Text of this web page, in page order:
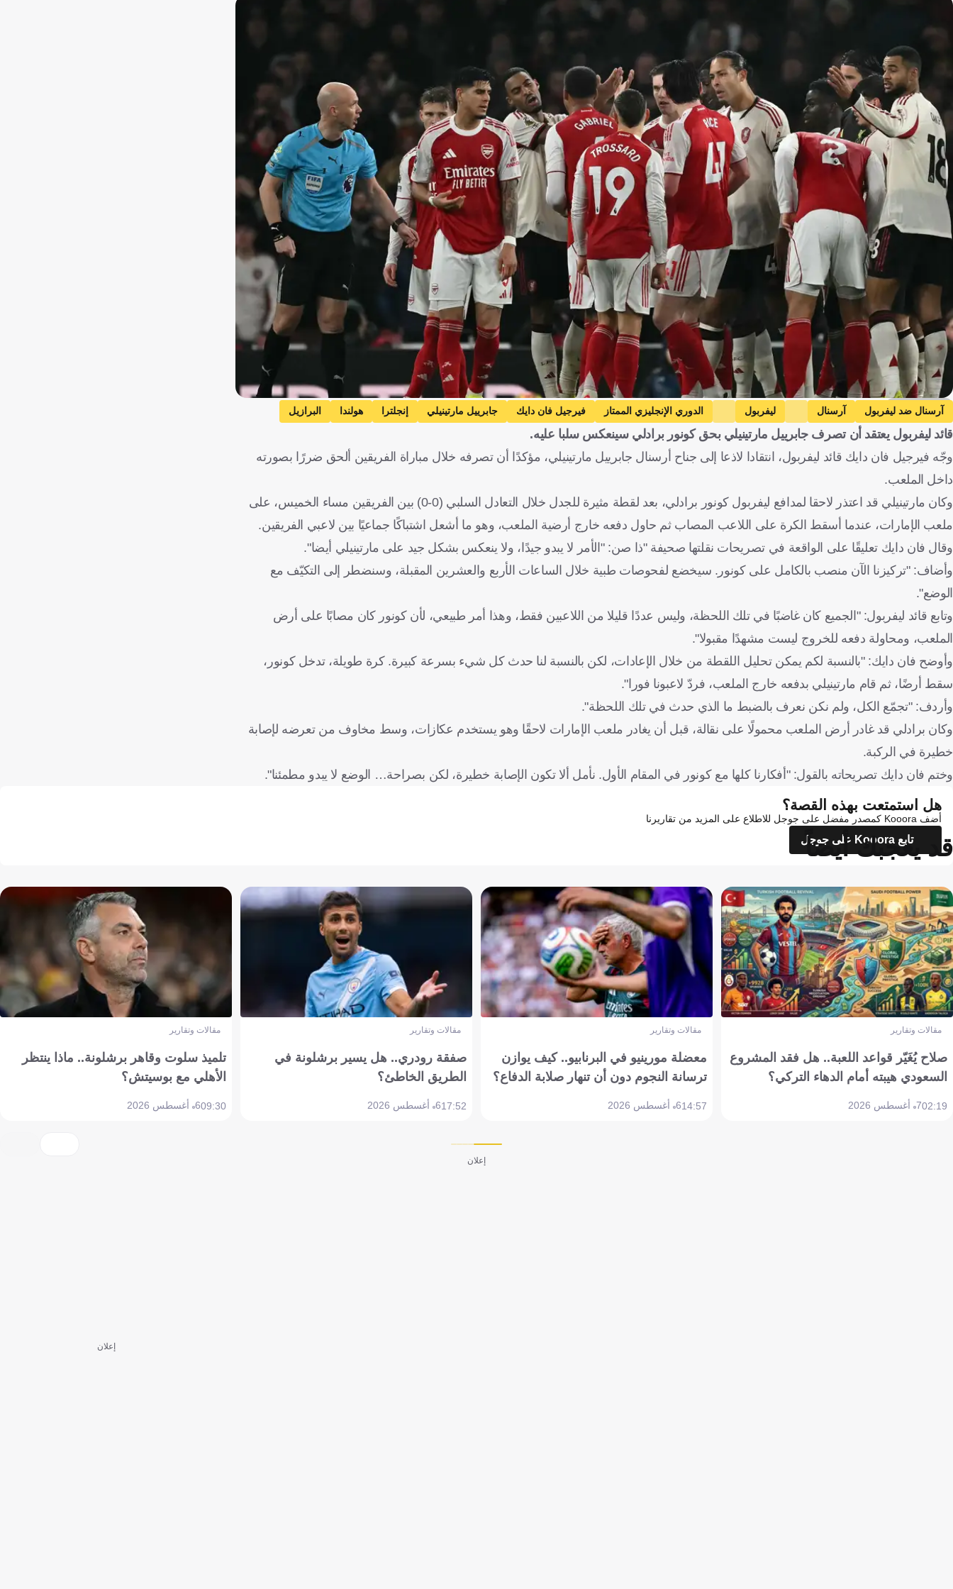
Getty Images
آرسنال ضد ليفربول آرسنال ليفربول الدوري الإنجليزي الممتاز فيرجيل فان دايك جابرييل مارتينيلي إنجلترا هولندا
البرازيل
كرة قدم
قائد ليفربول يعتقد أن تصرف جابرييل مارتينيلي بحق كونور برادلي سينعكس سلبا عليه.
وجّه فيرجيل فان دايك قائد ليفربول، انتقادا لاذعا إلى جناح أرسنال جابرييل مارتينيلي، مؤكدًا أن تصرفه خلال مباراة الفريقين ألحق ضررًا بصورته
داخل الملعب.
وكان مارتينيلي قد اعتذر لاحقا لمدافع ليفربول كونور برادلي، بعد لقطة مثيرة للجدل خلال التعادل السلبي (0-0) بين الفريقين مساء الخميس، على
ملعب الإمارات، عندما أسقط الكرة على اللاعب المصاب ثم حاول دفعه خارج أرضية الملعب، وهو ما أشعل اشتباكًا جماعيًا بين لاعبي الفريقين.
وقال فان دايك تعليقًا على الواقعة في تصريحات نقلتها صحيفة "ذا صن: "الأمر لا يبدو جيدًا، ولا ينعكس بشكل جيد على مارتينيلي أيضا".
وأضاف: "تركيزنا الآن منصب بالكامل على كونور. سيخضع لفحوصات طبية خلال الساعات الأربع والعشرين المقبلة، وسنضطر إلى التكيّف مع
الوضع".
وتابع قائد ليفربول: "الجميع كان غاضبًا في تلك اللحظة، وليس عددًا قليلا من اللاعبين فقط، وهذا أمر طبيعي، لأن كونور كان مصابًا على أرض
الملعب، ومحاولة دفعه للخروج ليست مشهدًا مقبولا".
وأوضح فان دايك: "بالنسبة لكم يمكن تحليل اللقطة من خلال الإعادات، لكن بالنسبة لنا حدث كل شيء بسرعة كبيرة. كرة طويلة، تدخل كونور،
سقط أرضًا، ثم قام مارتينيلي بدفعه خارج الملعب، فردّ لاعبونا فورا".
وأردف: "تجمّع الكل، ولم نكن نعرف بالضبط ما الذي حدث في تلك اللحظة".
وكان برادلي قد غادر أرض الملعب محمولًا على نقالة، قبل أن يغادر ملعب الإمارات لاحقًا وهو يستخدم عكازات، وسط مخاوف من تعرضه لإصابة
خطيرة في الركبة.
وختم فان دايك تصريحاته بالقول: "أفكارنا كلها مع كونور في المقام الأول. نأمل ألا تكون الإصابة خطيرة، لكن بصراحة… الوضع لا يبدو مطمئنا".
هل استمتعت بهذه القصة؟
أضف Kooora كمصدر مفضل على جوجل للاطلاع على المزيد من تقاريرنا
تابع Kooora على جوجل
قد يعجبك أيضاً
مقالات وتقارير
صلاح يُغَيّر قواعد اللعبة.. هل فقد المشروع
السعودي هيبته أمام الدهاء التركي؟
02:197 أغسطس 2026
مقالات وتقارير
معضلة مورينيو في البرنابيو.. كيف يوازن
ترسانة النجوم دون أن تنهار صلابة الدفاع؟
14:576 أغسطس 2026
مقالات وتقارير
صفقة رودري.. هل يسير برشلونة في
الطريق الخاطئ؟
17:526 أغسطس 2026
مقالات وتقارير
تلميذ سلوت وقاهر برشلونة.. ماذا ينتظر
الأهلي مع بوسيتش؟
09:306 أغسطس 2026
إعلان
إعلان